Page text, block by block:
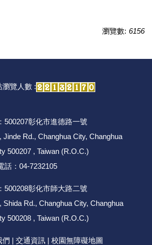
瀏覽數: 6156
瀏覽人數 :
500207彰化市進德路一號
Jinde Rd., Changhua City, Changhua
500207 , Taiwan (R.O.C.)
話：04-7232105
500208彰化市師大路二號
Shida Rd., Changhua City, Changhua
500208 , Taiwan (R.O.C.)
們 | 交通資訊| 校園無障礙地圖